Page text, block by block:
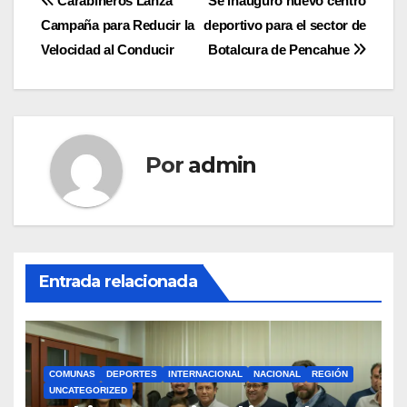
de
entradas
deportivo para el sector de
Botalcura de Pencahue
Campaña para Reducir la
Velocidad al Conducir
Por admin
Entrada relacionada
COMUNAS DEPORTES INTERNACIONAL NACIONAL
REGIÓN
UNCATEGORIZED